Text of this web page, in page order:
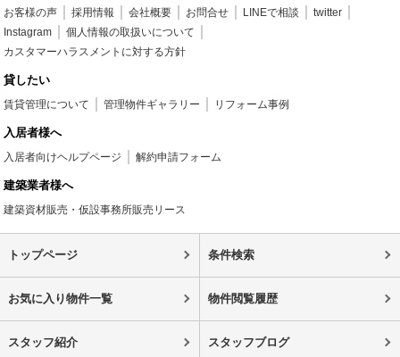
お客様の声
採用情報 会社概要 お問合せ LINEで相談
twitter
Instagram
個人情報の取扱いについて
カスタマーハラスメントに対する方針
貸したい
賃貸管理について 管理物件ギャラリー リフォーム事例
入居者様へ
入居者向けヘルプページ 解約申請フォーム
建築業者様へ
建築資材販売・仮設事務所販売リース
トップページ 条件検索
お気に入り物件一覧 物件閲覧履歴
スタッフ紹介 スタッフブログ